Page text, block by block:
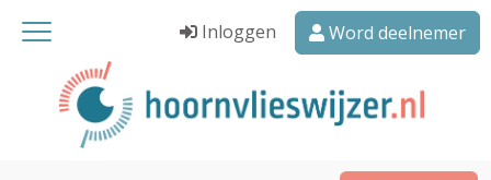
Inloggen Word deelnemer